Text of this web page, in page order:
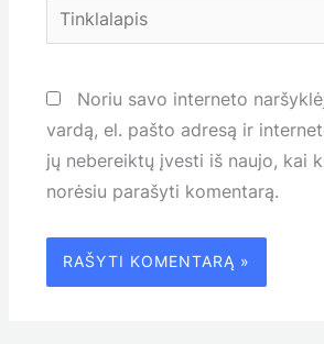
Tinklalapis
Noriu savo interneto
vardą, el. pašto adresą ir
jų nebereiktų įvesti iš naujo, kai
norėsiu parašyti komentarą.